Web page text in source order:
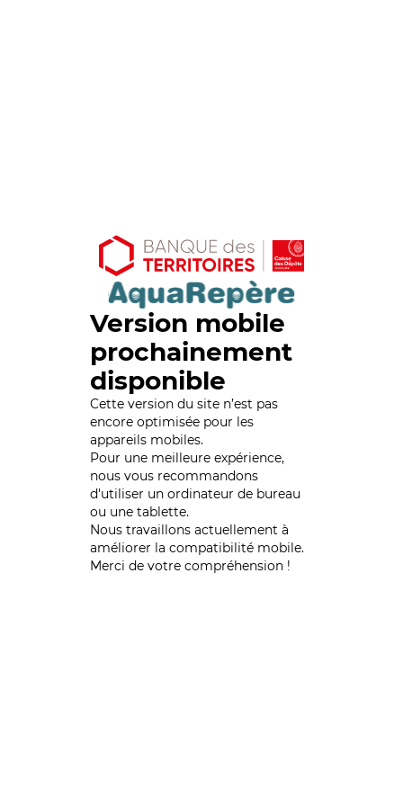
Version mobile
prochainement
disponible
Cette version du site n’est pas
encore optimisée pour les
appareils mobiles.
Pour une meilleure expérience,
nous vous recommandons
d'utiliser un ordinateur de bureau
ou une tablette.
Nous travaillons actuellement à
améliorer la compatibilité mobile.
Merci de votre compréhension !